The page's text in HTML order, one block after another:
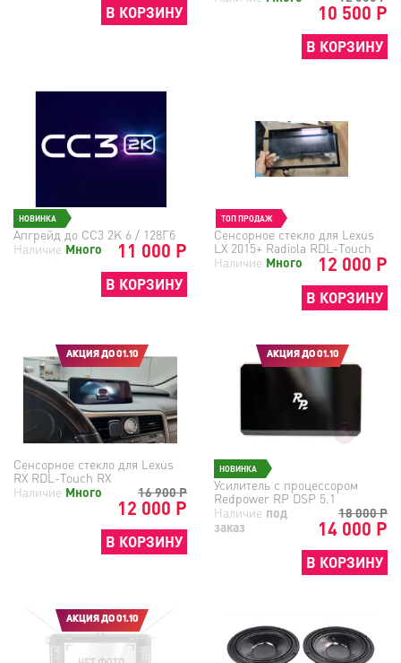
В КОРЗИНУ 10 500 Р
В КОРЗИНУ
НОВИНКА
Апгрейд до СС3 2K 6 / 128Гб
11 000 Р
Наличие Много
В КОРЗИНУ
ТОП ПРОДАЖ
Сенсорное стекло для Lexus
LX 2015+ Radiola RDL-Touch
12 000 Р
Наличие Много
В КОРЗИНУ
АКЦИЯ ДО 01.10
Сенсорное стекло для Lexus
RX RDL-Touch RX
16 900Р
12 000 Р
Наличие Много
В КОРЗИНУ
АКЦИЯ ДО 01.10
НОВИНКА
Усилитель с процессором
Redpower RP DSP 5.1
18 000Р
14 000 Р
Наличие под
заказ
В КОРЗИНУ
АКЦИЯ ДО 01.10